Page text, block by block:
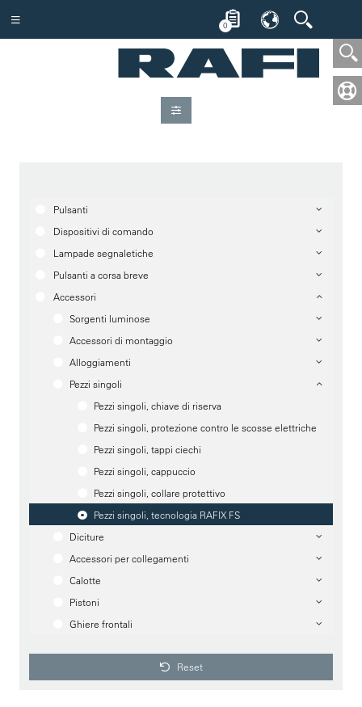
0
Pulsanti
Dispositivi di comando
Lampade segnaletiche
Pulsanti a corsa breve
Accessori
Sorgenti luminose
Accessori di montaggio
Alloggiamenti
Pezzi singoli
Pezzi singoli, chiave di riserva
Pezzi singoli, protezione contro le scosse elettriche
Pezzi singoli, tappi ciechi
Pezzi singoli, cappuccio
Pezzi singoli, collare protettivo
Pezzi singoli, tecnologia RAFIX FS
Diciture
Accessori per collegamenti
Calotte
Pistoni
Ghiere frontali
Reset